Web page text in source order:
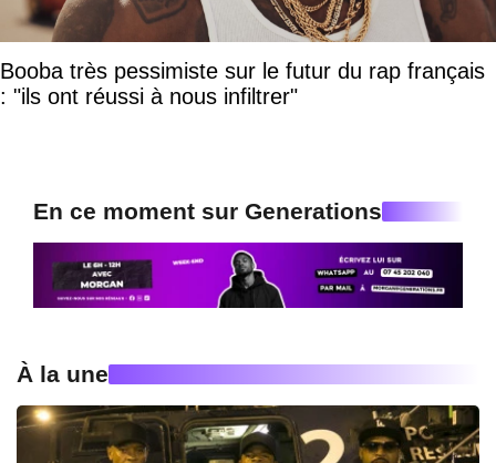
Booba très pessimiste sur le futur du rap français
: "ils ont réussi à nous infiltrer"
En ce moment sur Generations
À la une